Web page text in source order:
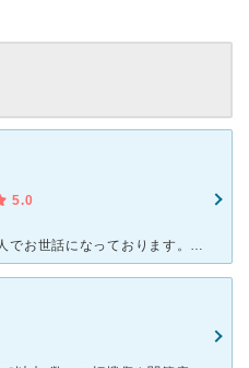
5.0
ここの先生には、父、母と私の3人でお世話になっております。両親は、リハビリ、膝の注射、私は初めは捻挫でお世話になりました。今は、魚の目治療でお世話になっています。先生は、母に「お父さんはどうだ？」など